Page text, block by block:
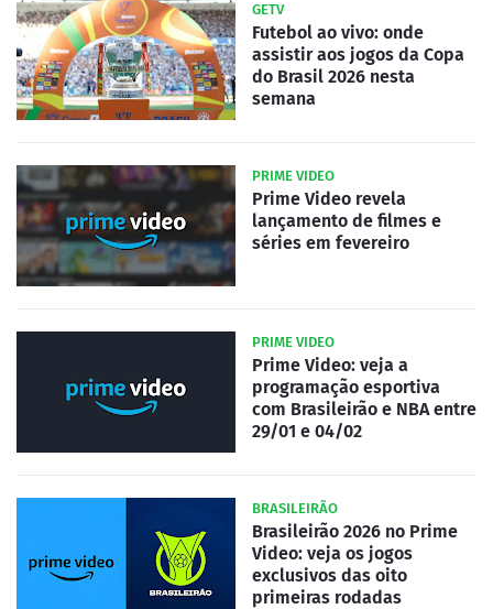
GETV
Futebol ao vivo: onde
assistir aos jogos da Copa
do Brasil 2026 nesta
semana
PRIME VIDEO
Prime Video revela
lançamento de filmes e
séries em fevereiro
PRIME VIDEO
Prime Video: veja a
programação esportiva
com Brasileirão e NBA entre
29/01 e 04/02
BRASILEIRÃO
Brasileirão 2026 no Prime
Video: veja os jogos
exclusivos das oito
primeiras rodadas